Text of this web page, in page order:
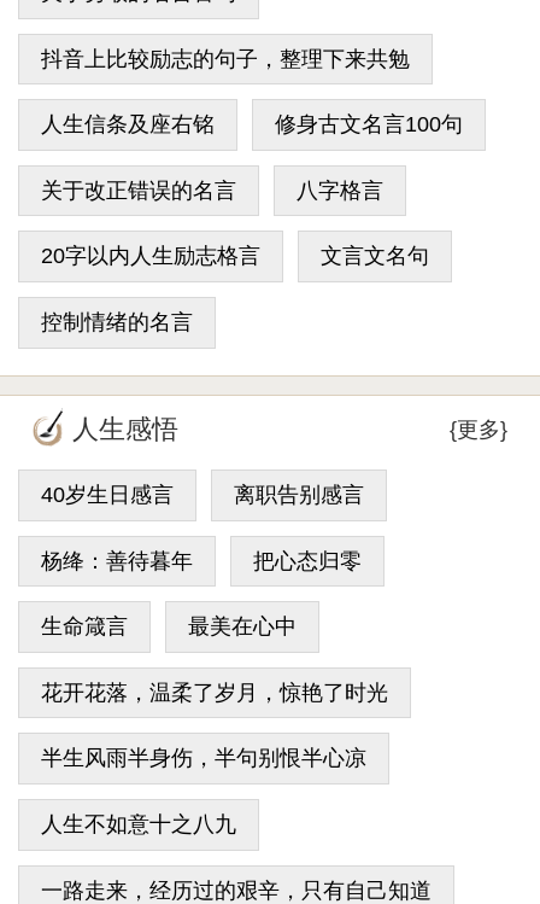
抖音上比较励志的句子，整理下来共勉
人生信条及座右铭 修身古文名言100句
关于改正错误的名言 八字格言
20字以内人生励志格言 文言文名句
控制情绪的名言
人生感悟 {更多}
40岁生日感言 离职告别感言
杨绛：善待暮年 把心态归零
生命箴言 最美在心中
花开花落，温柔了岁月，惊艳了时光
半生风雨半身伤，半句别恨半心凉
人生不如意十之八九
一路走来，经历过的艰辛，只有自己知道